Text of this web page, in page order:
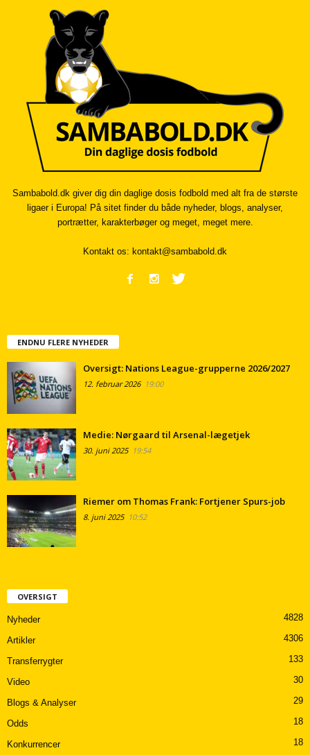
Sambabold.dk giver dig din daglige dosis fodbold med alt fra de største
ligaer i Europa! På sitet finder du både nyheder, blogs, analyser,
portrætter, karakterbøger og meget, meget mere.
Kontakt os: kontakt@sambabold.dk
ENDNU FLERE NYHEDER
Oversigt: Nations League-grupperne 2026/2027
12. februar 202619:00
Medie: Nørgaard til Arsenal-lægetjek
30. juni 202519:54
Riemer om Thomas Frank: Fortjener Spurs-job
8. juni 202510:52
OVERSIGT
Nyheder 4828
Artikler 4306
Transferrygter 133
Video 30
Blogs & Analyser 29
Odds 18
Konkurrencer 18